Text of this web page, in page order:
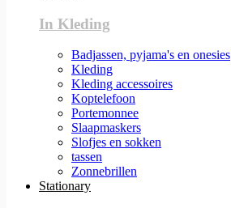
In Kleding
Badjassen, pyjama's en onesies
Kleding
Kleding accessoires
Koptelefoon
Portemonnee
Slaapmaskers
Slofjes en sokken
tassen
Zonnebrillen
Stationary